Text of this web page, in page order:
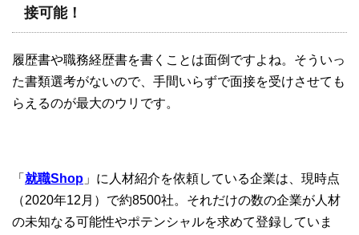
接可能！
履歴書や職務経歴書を書くことは面倒ですよね。そういっ
た書類選考がないので、手間いらずで面接を受けさせても
らえるのが最大のウリです。
「 就職Shop 」に人材紹介を依頼している企業は、現時点
（2020年12月）で約8500社。それだけの数の企業が人材
の未知なる可能性やポテンシャルを求めて登録していま